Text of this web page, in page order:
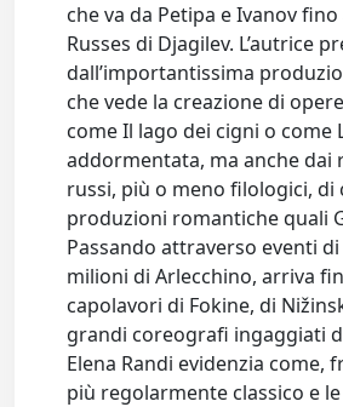
che va da Petipa e Ivanov fino
Russes di Djagilev. L’autrice
dall’importantissima
che vede la creazione di
come Il lago dei cigni o come
addormentata, ma anche dai
russi, più o meno filologici, di
produzioni romantiche quali
Passando attraverso eventi
milioni di Arlecchino, arriva
capolavori di Fokine, di
grandi coreografi ingaggiati
Elena Randi evidenzia come,
più regolarmente classico e